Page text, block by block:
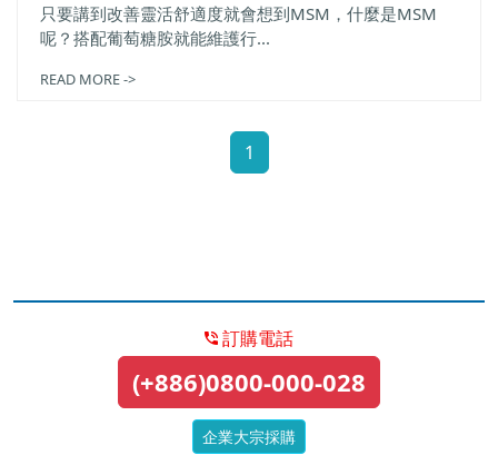
只要講到改善靈活舒適度就會想到MSM，什麼是MSM
呢？搭配葡萄糖胺就能維護行...
READ MORE ->
1
訂購電話
(+886)0800-000-028
企業大宗採購